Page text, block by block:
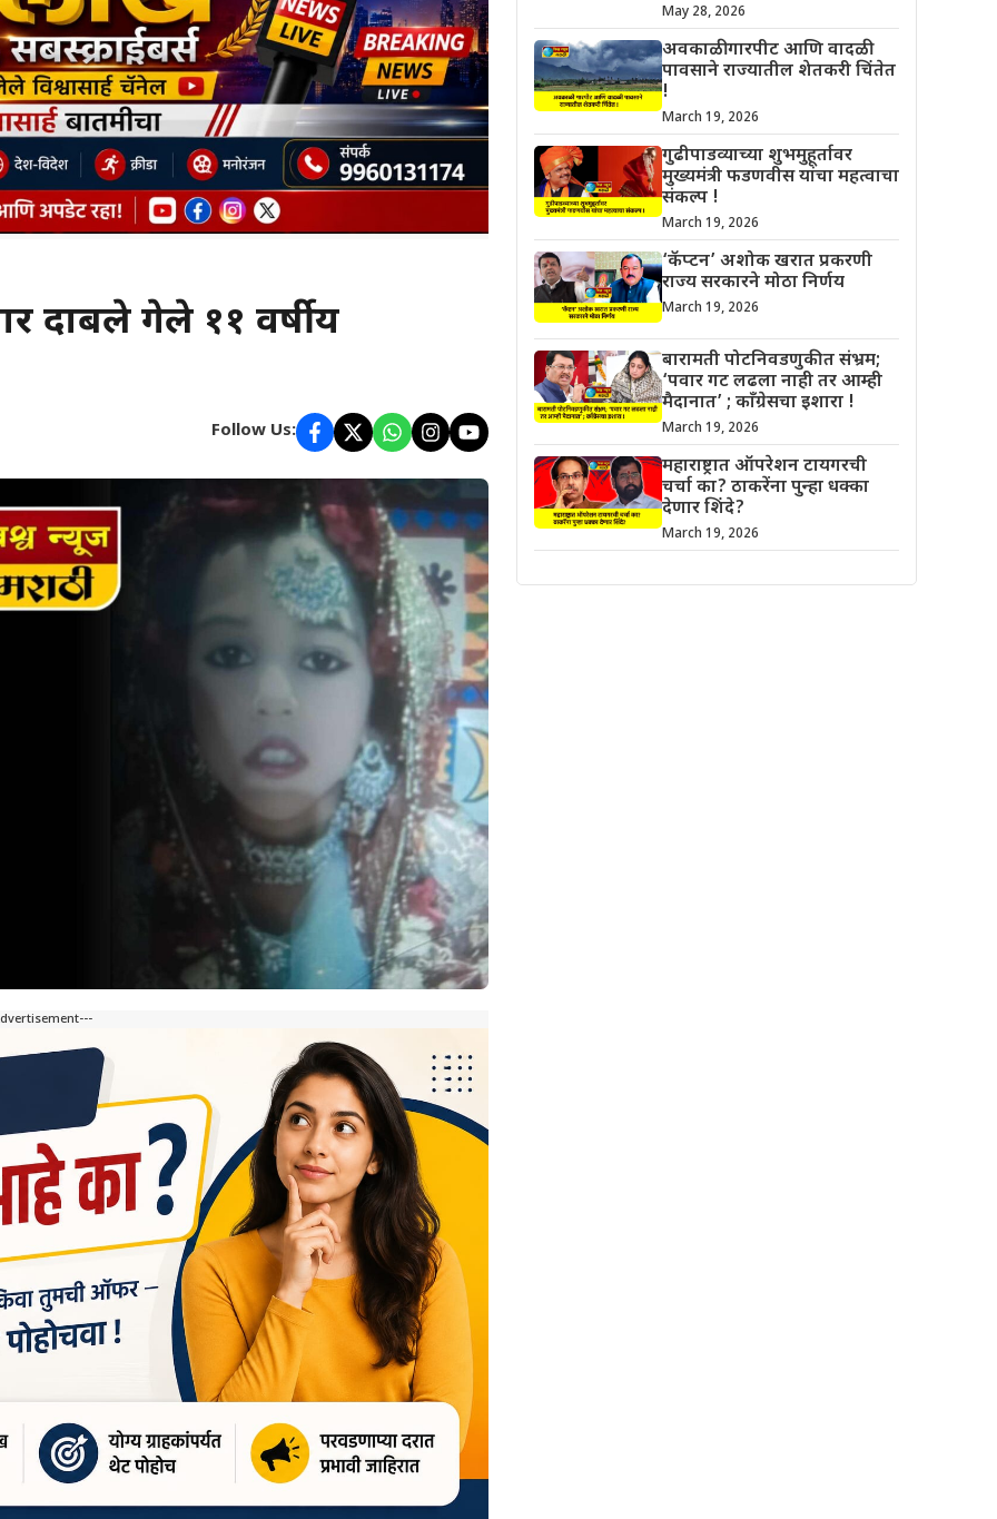
दाबले गेले ११ वर्षीय
Follow Us:
May 28, 2026
अवकाळी गारपीट आणि वादळी
पावसाने राज्यातील शेतकरी चिंतेत
!
March 19, 2026
गुढीपाडव्याच्या शुभमुहूर्तावर
मुख्यमंत्री फडणवीस यांचा महत्वाचा
संकल्प !
March 19, 2026
‘कॅप्टन’ अशोक खरात प्रकरणी
राज्य सरकारने मोठा निर्णय
March 19, 2026
बारामती पोटनिवडणुकीत संभ्रम;
‘पवार गट लढला नाही तर आम्ही
मैदानात’ ; काँग्रेसचा इशारा !
March 19, 2026
महाराष्ट्रात ऑपरेशन टायगरची
चर्चा का? ठाकरेंना पुन्हा धक्का
देणार शिंदे?
March 19, 2026